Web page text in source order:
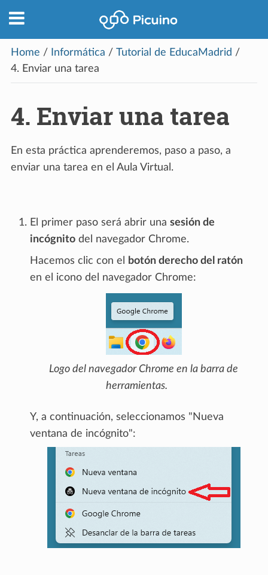
Home / Informática / Tutorial de EducaMadrid /
4. Enviar una tarea
4. Enviar una tarea
En esta práctica aprenderemos, paso a paso, a
enviar una tarea en el Aula Virtual.
El primer paso será abrir una sesión de
incógnito del navegador Chrome.
Hacemos clic con el
botón derecho del ratón
en el icono del navegador Chrome:
Logo del navegador Chrome en la barra de
herramientas.
Y, a continuación, seleccionamos "Nueva
ventana de incógnito":